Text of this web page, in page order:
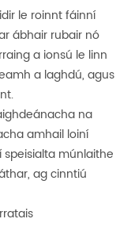
le roinnt fáinní
ábhair rubair nó
a ionsú le linn
a laghdú, agus
na
amhail loiní
speisialta múnlaithe
ag cinntiú